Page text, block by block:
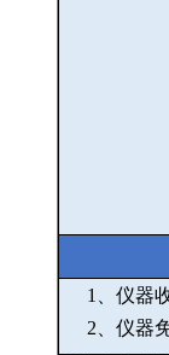
1
、仪器
2 、仪器